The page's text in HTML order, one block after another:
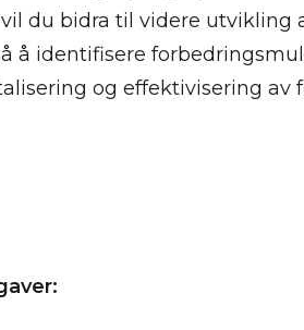
du bidra til videre utvikling
å identifisere
og effektivisering av